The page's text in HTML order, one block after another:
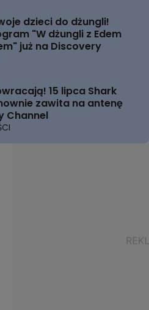
dzieci do dżungli!
"W dżungli z Edem
już na Discovery
15 lipca Shark
zawita na antenę
Channel